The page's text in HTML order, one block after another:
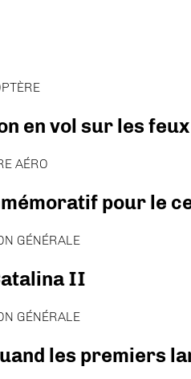
en vol sur les
AÉRO
pour le
GÉNÉRALE
II
GÉNÉRALE
les premiers